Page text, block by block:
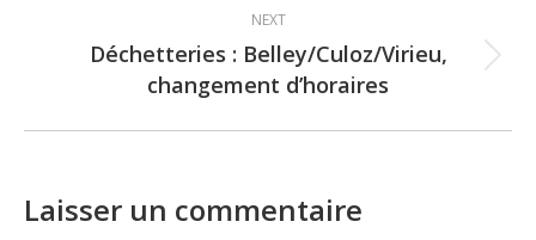
NEXT
Next
post:
Déchetteries : Belley/Culoz/Virieu,
changement d’horaires
Laisser un commentaire